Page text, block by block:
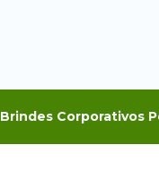
Brindes Corporativos